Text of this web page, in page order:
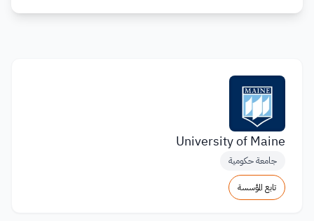
University of Maine
جامعة حكومية
تابع المؤسسة